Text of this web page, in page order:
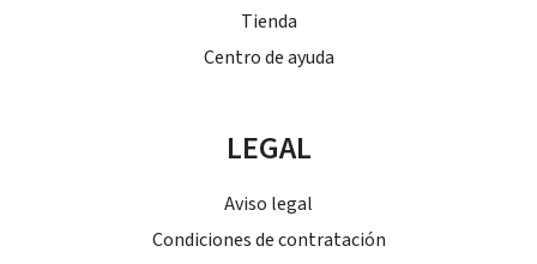
Tienda
Centro de ayuda
LEGAL
Aviso legal
Condiciones de contratación